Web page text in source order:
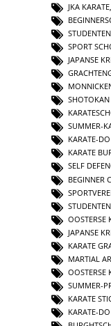
JKA KARATE
SPORT
JAPANSE
SHOTOKAN
SUMMER-
KARATE-
KARATE
SELF
BEGINNER
OOSTERSE
JAPANSE
KARATE
MARTIAL
OOSTERSE
SUMMER-
KARATE
KARATE-